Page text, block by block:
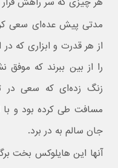
از هر قدرت و ابزاری که
را از بین ببرند که
مسافت طی کرده بود و
جان سالم به در برد.
آنها این هایلوکس بخت